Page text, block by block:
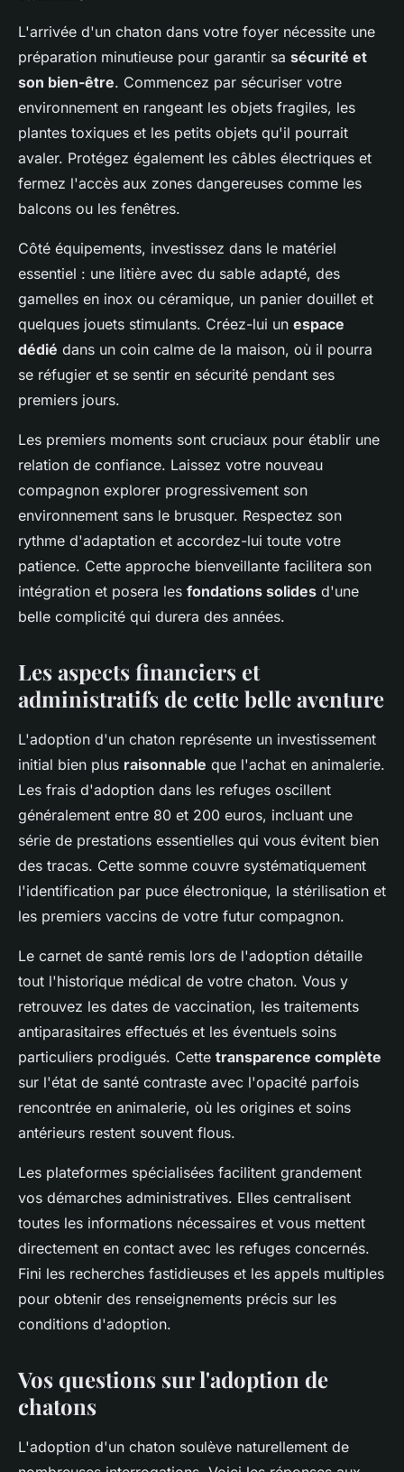
L'arrivée d'un chaton dans votre foyer nécessite une
préparation minutieuse pour garantir sa sécurité et
son bien-être. Commencez par sécuriser votre
environnement en rangeant les objets fragiles, les
plantes toxiques et les petits objets qu'il pourrait
avaler. Protégez également les câbles électriques et
fermez l'accès aux zones dangereuses comme les
balcons ou les fenêtres.
Côté équipements, investissez dans le matériel
essentiel : une litière avec du sable adapté, des
gamelles en inox ou céramique, un panier douillet et
quelques jouets stimulants. Créez-lui un espace
dédié dans un coin calme de la maison, où il pourra
se réfugier et se sentir en sécurité pendant ses
premiers jours.
Les premiers moments sont cruciaux pour établir une
relation de confiance. Laissez votre nouveau
compagnon explorer progressivement son
environnement sans le brusquer. Respectez son
rythme d'adaptation et accordez-lui toute votre
patience. Cette approche bienveillante facilitera son
intégration et posera les fondations solides d'une
belle complicité qui durera des années.
Les aspects financiers et
administratifs de cette belle aventure
L'adoption d'un chaton représente un investissement
initial bien plus raisonnable que l'achat en animalerie.
Les frais d'adoption dans les refuges oscillent
généralement entre 80 et 200 euros, incluant une
série de prestations essentielles qui vous évitent bien
des tracas. Cette somme couvre systématiquement
l'identification par puce électronique, la stérilisation et
les premiers vaccins de votre futur compagnon.
Le carnet de santé remis lors de l'adoption détaille
tout l'historique médical de votre chaton. Vous y
retrouvez les dates de vaccination, les traitements
antiparasitaires effectués et les éventuels soins
particuliers prodigués. Cette transparence complète
sur l'état de santé contraste avec l'opacité parfois
rencontrée en animalerie, où les origines et soins
antérieurs restent souvent flous.
Les plateformes spécialisées facilitent grandement
vos démarches administratives. Elles centralisent
toutes les informations nécessaires et vous mettent
directement en contact avec les refuges concernés.
Fini les recherches fastidieuses et les appels multiples
pour obtenir des renseignements précis sur les
conditions d'adoption.
Vos questions sur l'adoption de
chatons
L'adoption d'un chaton soulève naturellement de